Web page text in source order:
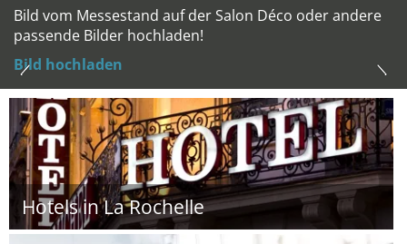
Bild vom Messestand auf der Salon Déco oder andere
passende Bilder hochladen!
Bild hochladen
Hotels in La Rochelle